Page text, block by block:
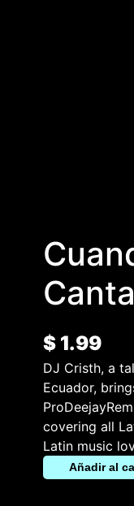
$1.99
DJ Cristh, a
Ecuador,
covering all
Latin music
Añadir al